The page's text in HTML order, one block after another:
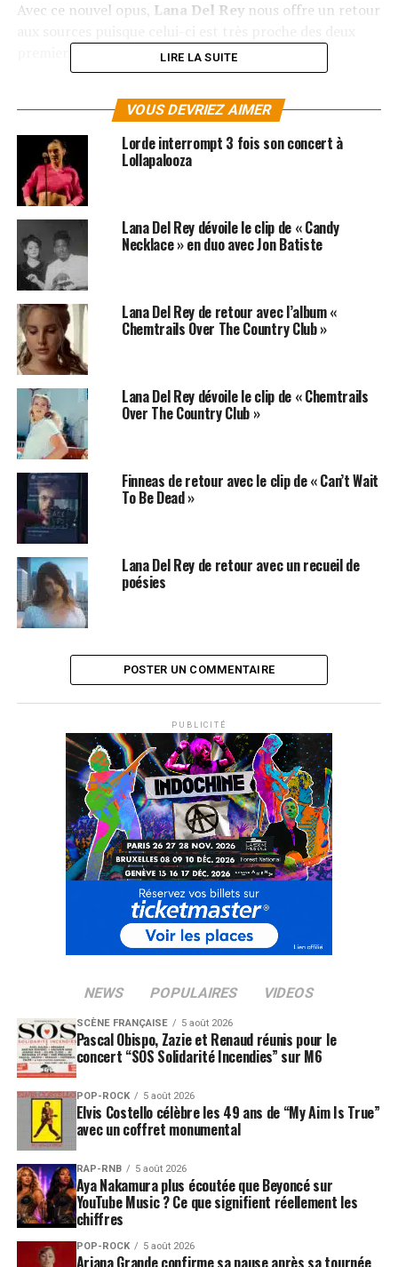
Avec ce nouvel opus, Lana Del Reynous offre un retour
plus envoûtants les uns que les autres, où parfois le
fantôme de Nina Simone côtoie les femmes fatales de
l’âge d’or du cinéma Hollywoodien. Et c’est une
merveille !
Pour télécharger les albums de
vous dans notre rubriqueMP3oucliquez ici!
Label : Polydor
SUJETS ASSOCIÉS:
LIRE LA SUITE
VOUS DEVRIEZ AIMER
Lorde interrompt 3 fois son concert à
Lollapalooza
Lana Del Rey dévoile le clip de « Candy
Necklace » en duo avec Jon Batiste
Lana Del Rey de retour avec l’album «
Chemtrails Over The Country Club »
Lana Del Rey dévoile le clip de « Chemtrails
Over The Country Club »
Finneas de retour avec le clip de « Can’t Wait
To Be Dead »
Lana Del Rey de retour avec un recueil de
poésies
POSTER UN COMMENTAIRE
PUBLICITÉ
NEWS POPULAIRES VIDEOS
SCÈNE FRANÇAISE 5 août 2026
Pascal Obispo, Zazie et Renaud réunis pour le
concert “SOS Solidarité Incendies” sur M6
POP-ROCK 5 août 2026
Elvis Costello célèbre les 49 ans de “My Aim Is True”
avec un coffret monumental
RAP-RNB 5 août 2026
Aya Nakamura plus écoutée que Beyoncé sur
YouTube Music ? Ce que signifient réellement les
chiffres
POP-ROCK 5 août 2026
Ariana Grande confirme sa pause après sa tournée